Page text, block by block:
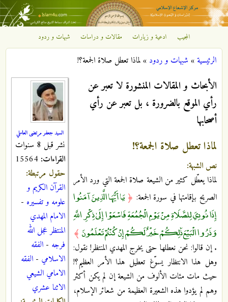
تجاوز إلى المحتوى الرئيسي
مركز
الإشعاع
الإسلامي
المجيب ادعية و زيارات مقالات و دراسات شبهات و ردود
أنت هنا
الرئيسية» شبهات و ردود »لماذا تعطل صلاة الجمعة؟!
السيد جعفر مرتضى العاملي
نشر قبل 8 سنوات
القراءات:
حقول مرتبطة:
القرآن الكريم و
علومه و تفسيره -
الامام المهدي
المنتظر عجل الله
فرجه - الفقه
الاسلامي - الفقه
الامامي الشيعي
الاثنا عشري
الأبحاث و المقالات المنشورة لا تعبر عن
رأي الموقع بالضرورة ، بل تعبر عن رأي
أصحابها
لماذا تعطل صلاة الجمعة؟!
نص الشبهة:
لماذا يعطّل كثير من الشيعة صلاة الجمعة التي ورد الأمر
الصريح بإقامتها في سورة الجمعة: ﴿يَا أَيُّهَا الَّذِينَ آمَنُوا
إِذَا نُودِيَ لِلصَّلَاةِ مِنْ يَوْمِ الْجُمُعَةِ فَاسْعَوْا إِلَىٰ ذِكْرِ اللَّهِ
وَذَرُوا الْبَيْعَ ذَٰلِكُمْ خَيْرٌ لَكُمْ إِنْ كُنْتُمْ تَعْلَمُونَ ﴾
. إن قالوا: نحن نعطلها حتى يخرج المهدي المنتظر! نقول:
وهل هذا الانتظار يسوّغ تعطيل هذا الأمر العظيم؟!
حيث مات مئات الألوف من الشيعة إن لم يكن أكثر
وهم لم يؤدوا هذه الشعيرة العظيمة من شعائر الإسلام،